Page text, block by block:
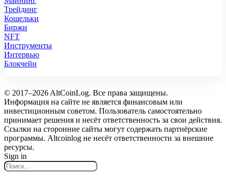
Трейдинг
Кошельки
Биржи
NFT
Инструменты
Интервью
Блокчейн
© 2017–2026 AltCoinLog. Все права защищены.
Информация на сайте не является финансовым или
инвестиционным советом. Пользователь самостоятельно
принимает решения и несёт ответственность за свои действия.
Ссылки на сторонние сайты могут содержать партнёрские
программы. Altcoinlog не несёт ответственности за внешние
ресурсы.
Sign in